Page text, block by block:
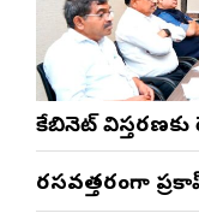
కేబినెట్ విస్తరణకు
రసవత్తరంగా